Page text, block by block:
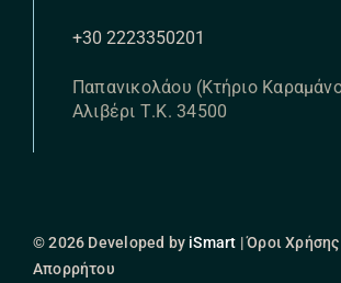
+30 2223350201
Παπανικολάου (Κτήριο
Αλιβέρι Τ.Κ. 34500
© 2026 Developed by iSmart | Όροι Χρήσης
Απορρήτου